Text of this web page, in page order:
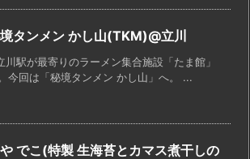
タンメン かし山(TKM)@立川
川駅が最寄りのラーメン集合施設「たま館」
今回は「秘境タンメン かし山」へ。 ...
でこ(特製 生海苔とカマス煮干しの